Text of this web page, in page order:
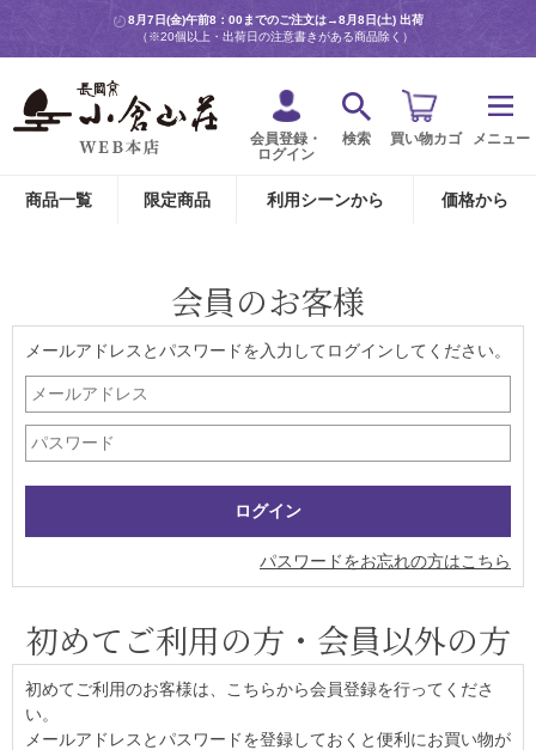
8月7日(金)午前8：00までのご注文は→8月8日(土) 出荷
（※20個以上・出荷日の注意書きがある商品除く）
会員登録・
ログイン
検索 買い物カゴ メニュー
商品一覧 限定商品 利用シーンから 価格から
会員のお客様
メールアドレスとパスワードを入力してログインしてください。
パスワードをお忘れの方はこちら
初めてご利用の方・会員以外の方
初めてご利用のお客様は、こちらから会員登録を行ってくださ
い。
メールアドレスとパスワードを登録しておくと便利にお買い物が